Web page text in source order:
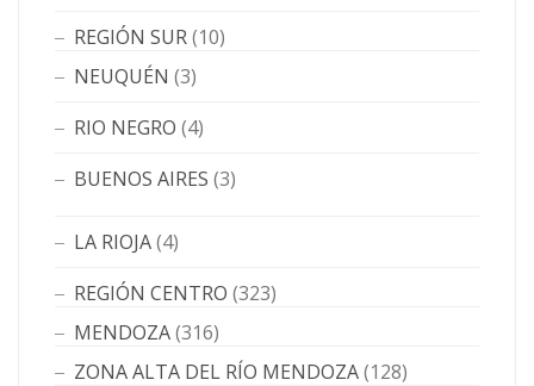
REGIÓN SUR(10)
NEUQUÉN (3)
RIO NEGRO (4)
BUENOS AIRES (3)
LA RIOJA(4)
REGIÓN CENTRO (323)
MENDOZA(316)
ZONA ALTA DEL RÍO MENDOZA(128)